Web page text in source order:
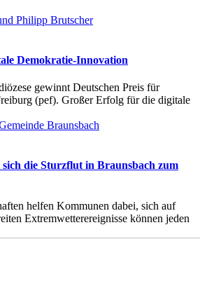
Demokratie-Innovation
gewinnt Deutschen Preis für
(pef). Großer Erfolg für die digitale
die Sturzflut in Braunsbach zum
helfen Kommunen dabei, sich auf
Extremwetterereignisse können jeden